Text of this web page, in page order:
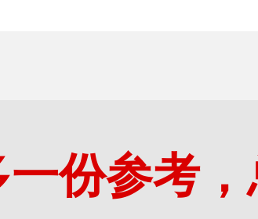
一份参考